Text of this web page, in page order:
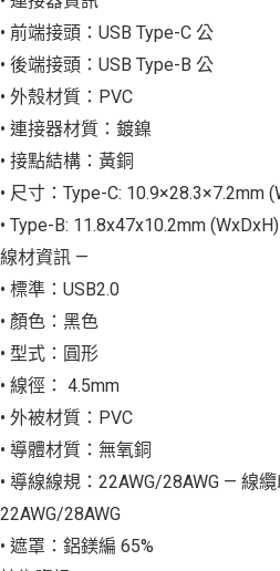
• 前端接頭：USB Type-C 公
• 後端接頭：USB Type-B 公
• 外殼材質：PVC
• 連接器材質：鍍鎳
• 接點結構：黃銅
• 尺寸：Type-C: 10.9×28.3×7.2mm
• Type-B: 11.8x47x10.2mm (WxDxH)
線材資訊 —
• 標準：USB2.0
• 顏色：黑色
• 型式：圓形
• 線徑： 4.5mm
• 外被材質：PVC
• 導體材質：無氧銅
• 導線線規：22AWG/28AWG — 線
22AWG/28AWG
• 遮罩：鋁鎂編 65%